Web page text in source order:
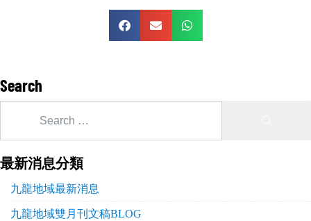
Search
最新消息分類
九龍地域最新消息
九龍地域雙月刊文稿BLOG